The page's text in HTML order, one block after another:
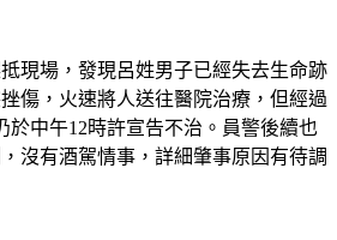
現場，發現呂姓男子已經失去生命跡
傷，火速將人送往醫院治療，但經過
於中午12時許宣告不治。員警後續也
沒有酒駕情事，詳細肇事原因有待調